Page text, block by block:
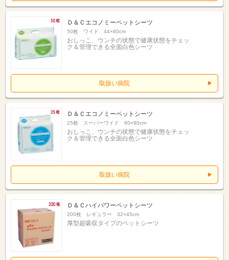
Ｄ＆Ｃエコノミーペットシーツ
50枚 ワイド 44×60cm
おしっこ、ウンチの状態で健康状態をチェッ
ク＆管理できる全面白色シーツ
取扱い病院
Ｄ＆Ｃエコノミーペットシーツ
25枚 スーパーワイド 60×90cm
おしっこ、ウンチの状態で健康状態をチェッ
ク＆管理できる全面白色シーツ
取扱い病院
Ｄ＆Ｃハイパワーペットシーツ
200枚 レギュラー 32×45cm
厚型超吸収タイプのペットシーツ